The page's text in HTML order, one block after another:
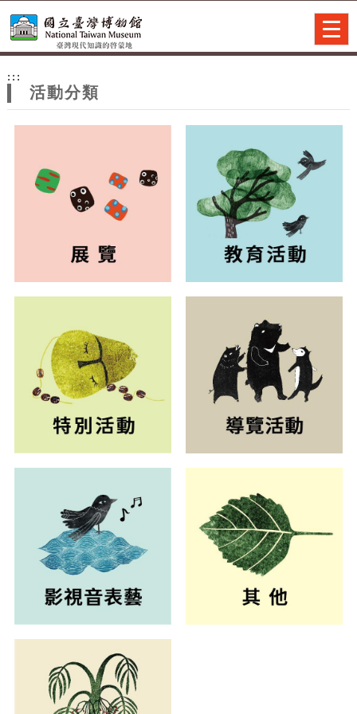
網
站
主
:::
活動分類